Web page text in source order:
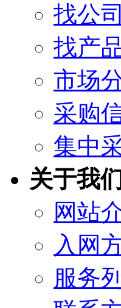
找公司
找产
市场
采购
集中
关于我们
网站
入网
服务